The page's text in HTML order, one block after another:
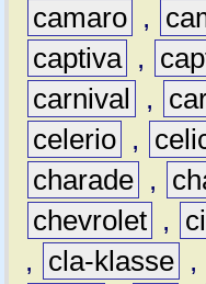
camaro ,
captiva ,
carnival
,
celerio ,
charade ,
chevrolet ,
,
cla-klasse ,